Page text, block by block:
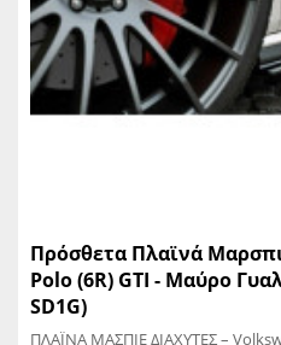
Πρόσθετα Πλαϊνά
Polo (6R) GTI - Mαύρο
SD1G)
ΠΛΑΪΝΑ ΜΑΣΠΙΕ ΔΙΑΧΥΤΕΣ –